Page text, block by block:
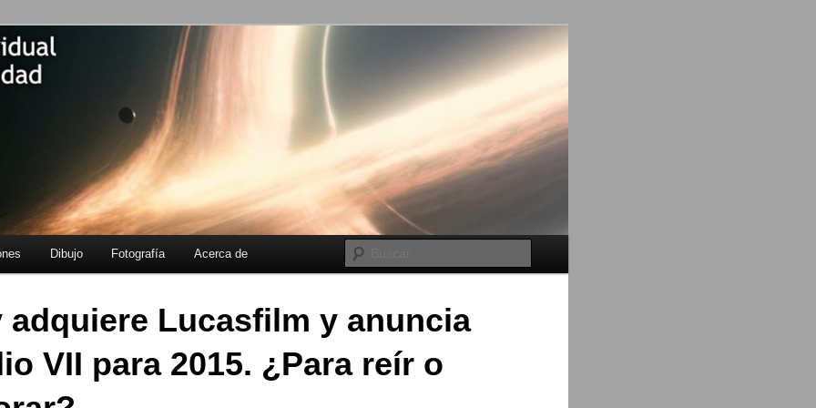
de
Dibujo Fotografía Acerca de
adquiere Lucasfilm y anuncia
VII para 2015. ¿Para reír o